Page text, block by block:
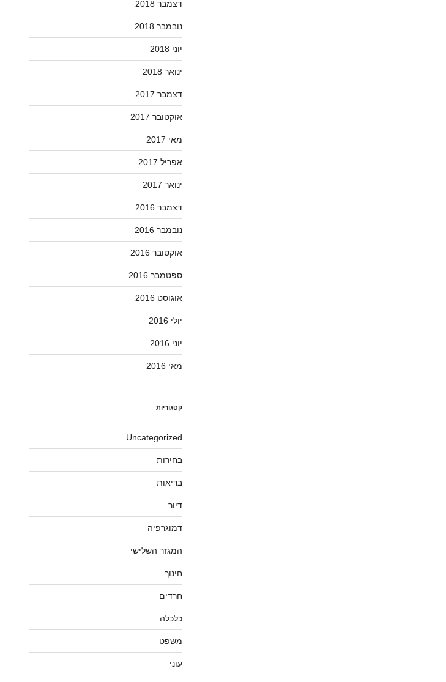
דצמבר 2018
נובמבר 2018
יוני 2018
ינואר 2018
דצמבר 2017
אוקטובר 2017
מאי 2017
אפריל 2017
ינואר 2017
דצמבר 2016
נובמבר 2016
אוקטובר 2016
ספטמבר 2016
אוגוסט 2016
יולי 2016
יוני 2016
מאי 2016
קטגוריות
Uncategorized
בחירות
בריאות
דיור
דמוגרפיה
המגזר השלישי
חינוך
חרדים
כלכלה
משפט
עוני